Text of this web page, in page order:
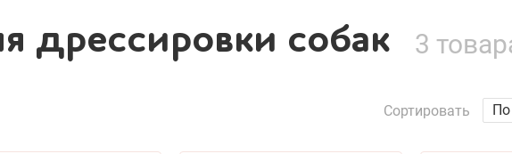
дрессировки собак 3
Сортировать
Доставка и оплата
Регистрация